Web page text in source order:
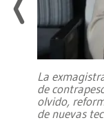
La
de
olvido,
de nuevas